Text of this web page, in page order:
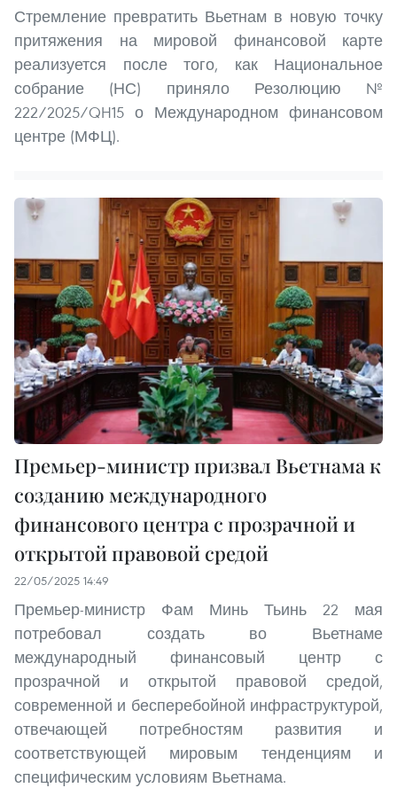
Стремление превратить Вьетнам в новую точку
притяжения на мировой финансовой карте
реализуется после того, как Национальное
собрание (НС) приняло Резолюцию №
222/2025/QH15 о Международном финансовом
центре (МФЦ).
Премьер-министр призвал Вьетнама к
созданию международного
финансового центра с прозрачной и
открытой правовой средой
22/05/2025 14:49
Премьер-министр Фам Минь Тьинь 22 мая
потребовал создать во Вьетнаме
международный финансовый центр с
прозрачной и открытой правовой средой,
современной и бесперебойной инфраструктурой,
отвечающей потребностям развития и
соответствующей мировым тенденциям и
специфическим условиям Вьетнама.